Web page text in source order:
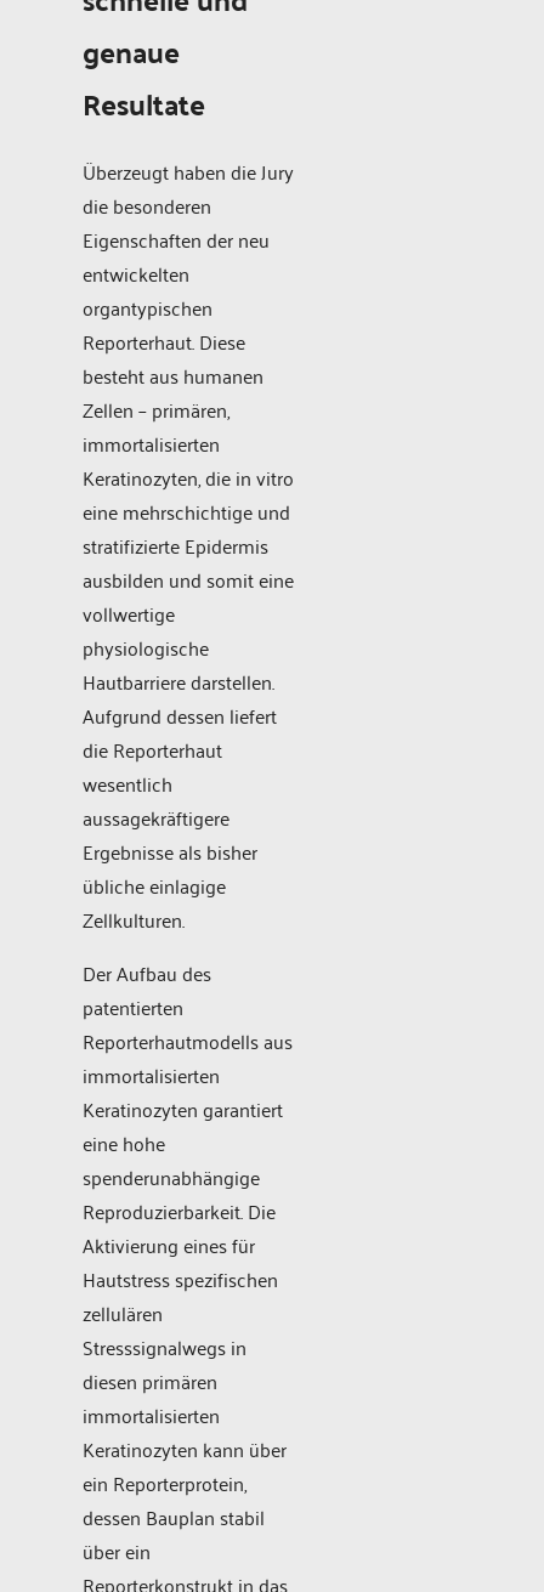
genaue
Resultate
Überzeugt haben die Jury
die besonderen
Eigenschaften der neu
entwickelten
organtypischen
Reporterhaut. Diese
besteht aus humanen
Zellen – primären,
immortalisierten
Keratinozyten, die in vitro
eine mehrschichtige und
stratifizierte Epidermis
ausbilden und somit eine
vollwertige
physiologische
Hautbarriere darstellen.
Aufgrund dessen liefert
die Reporterhaut
wesentlich
aussagekräftigere
Ergebnisse als bisher
übliche einlagige
Zellkulturen.
Der Aufbau des
patentierten
Reporterhautmodells aus
immortalisierten
Keratinozyten garantiert
eine hohe
spenderunabhängige
Reproduzierbarkeit. Die
Aktivierung eines für
Hautstress spezifischen
zellulären
Stresssignalwegs in
diesen primären
immortalisierten
Keratinozyten kann über
ein Reporterprotein,
dessen Bauplan stabil
über ein
Reporterkonstrukt in das